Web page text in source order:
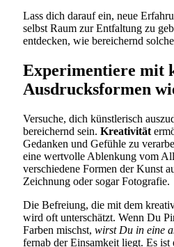
Lass dich darauf ein, neue
selbst Raum zur Entfaltung zu
entdecken, wie bereichernd
Experimentiere mit
Ausdrucksformen
Versuche, dich künstlerisch
bereichernd sein. Kreativität
Gedanken und Gefühle zu
eine wertvolle Ablenkung vom
verschiedene Formen der Kunst
Zeichnung oder sogar Fotografie.
Die Befreiung, die mit dem
wird oft unterschätzt. Wenn Du
Farben mischst, wirst Du in eine
fernab der Einsamkeit liegt. Es